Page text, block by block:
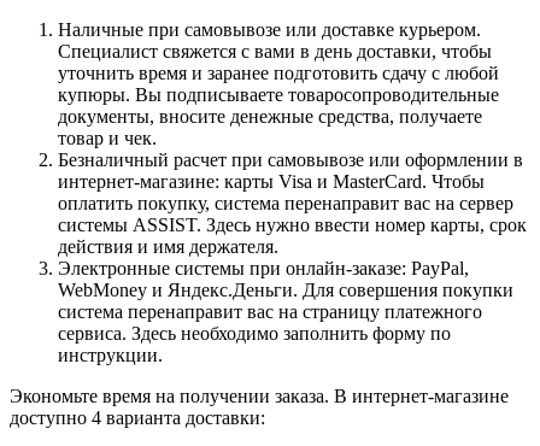
Наличные при самовывозе или доставке курьером.
Специалист свяжется с вами в день доставки, чтобы
уточнить время и заранее подготовить сдачу с любой
купюры. Вы подписываете товаросопроводительные
документы, вносите денежные средства, получаете
товар и чек.
Безналичный расчет при самовывозе или оформлении в
интернет-магазине: карты Visa и MasterCard. Чтобы
оплатить покупку, система перенаправит вас на сервер
системы ASSIST. Здесь нужно ввести номер карты, срок
действия и имя держателя.
Электронные системы при онлайн-заказе: PayPal,
WebMoney и Яндекс.Деньги. Для совершения покупки
система перенаправит вас на страницу платежного
сервиса. Здесь необходимо заполнить форму по
инструкции.
Экономьте время на получении заказа. В интернет-магазине
доступно 4 варианта доставки: